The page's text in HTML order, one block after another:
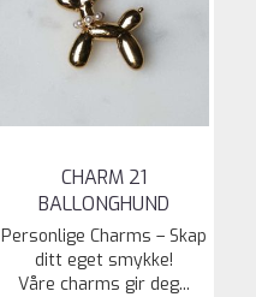
CHARM 21
BALLONGHUND
Personlige Charms – Skap
ditt eget smykke!
Våre charms gir deg...